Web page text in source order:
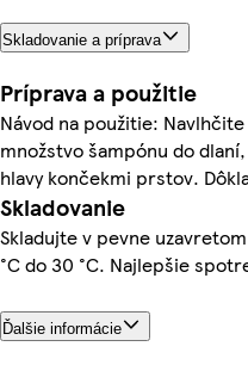
Skladovanie a príprava
Príprava a použitie
Návod na použitie:
množstvo šampónu do
hlavy končekmi prstov.
Skladovanie
Skladujte v pevne
°C do 30 °C. Najlepšie
Ďalšie informácie